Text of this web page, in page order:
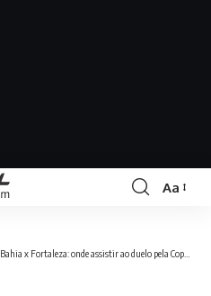
Aa
Bahia x Fortaleza: onde assistir ao duelo pela Copa do Nordeste